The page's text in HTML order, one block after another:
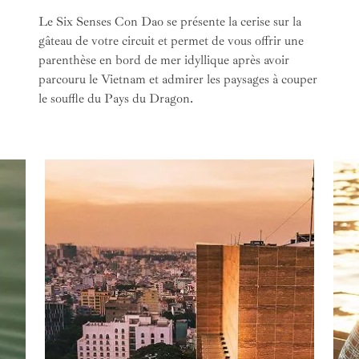
bars pour
siroter un cocktail signature
au
coucher de soleil.
Le Six Senses Con Dao se présente la cerise sur la
gâteau de votre circuit et permet de vous offrir une
parenthèse en bord de mer idyllique après avoir
parcouru le Vietnam et admirer les paysages à couper
le souffle du Pays du Dragon.